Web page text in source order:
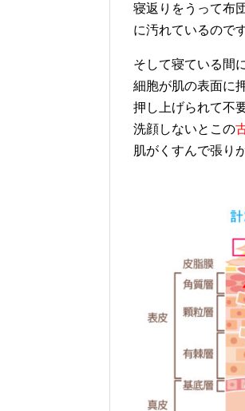
寝返りをうって布
に汚れているのです
そして寝ている間
細胞が
押し上げられて不
洗顔しないとこの
肌がくすんで張り